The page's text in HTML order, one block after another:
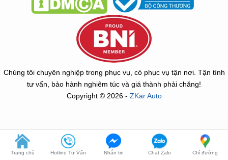
Chúng tôi chuyên nghiệp trong phục vụ, có phục vụ tận nơi. Tận tình
tư vấn, bảo hành nghiêm túc và giá thành phải chăng!
Copyright © 2026 - ZKar Auto
Trang chủ Hotline Tư Vấn Nhắn tin Chat Zalo Chỉ đường